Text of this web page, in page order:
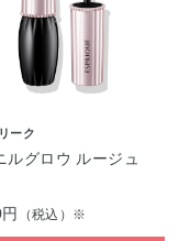
ーク
ルグロウ ルージュ
（税込）※